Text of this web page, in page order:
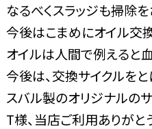
なるべくスラッジも掃除を
今後はこまめにオイル交
オイルは人間で例えると
今後は、交換サイクルを
スバル製のオリジナルの
T様、当店ご利用ありがと